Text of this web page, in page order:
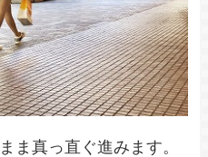
ま真っ直ぐ進みます。